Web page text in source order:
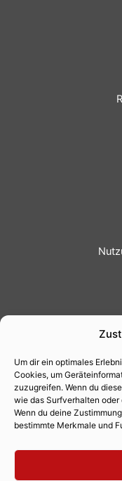
Um dir ein optimales
Cookies, um
zuzugreifen. Wenn du
wie das Surfverhalten
Wenn du deine
bestimmte Merkmale und